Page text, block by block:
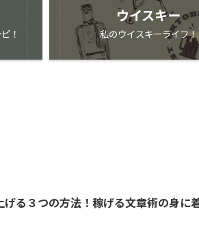
！
ウイスキー
私のウイスキーライフ！
げる３つの方法！稼げる文章術の身に